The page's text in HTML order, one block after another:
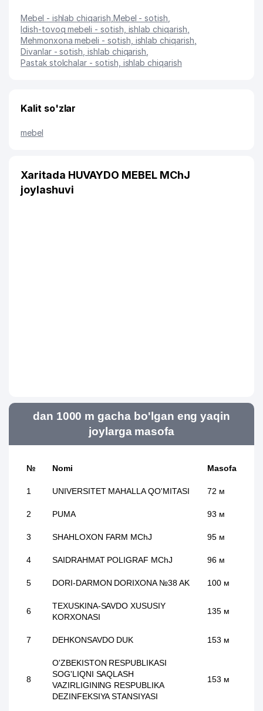
Mebel - ishlab chiqarish Mebel - sotish
Idish-tovoq mebeli - sotish, ishlab chiqarish
Mehmonxona mebeli - sotish, ishlab chiqarish
Divanlar - sotish, ishlab chiqarish
Pastak stolchalar - sotish, ishlab chiqarish
Kalit so'zlar
mebel
Xaritada HUVAYDO MEBEL MChJ
joylashuvi
dan 1000 m gacha bo'lgan eng yaqin
joylarga masofa
№ Nomi Masofa
1 UNIVERSITET MAHALLA QO'MITASI 72 м
2 PUMA 93 м
3 SHAHLOXON FARM MChJ 95 м
4 SAIDRAHMAT POLIGRAF MChJ 96 м
5 DORI-DARMON DORIXONA №38 AK 100 м
6
TEXUSKINA-SAVDO XUSUSIY
KORXONASI
135 м
7 DEHKONSAVDO DUK 153 м
8
O'ZBEKISTON RESPUBLIKASI
SOG'LIQNI SAQLASH
VAZIRLIGINING RESPUBLIKA
DEZINFEKSIYA STANSIYASI
153 м